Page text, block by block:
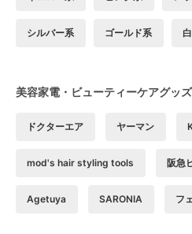
シルバー系 ゴールド系
美容家電・ビューティーケアグッ
ドクターエア ヤーマン
mod's hair styling tools 阪急
Agetuya SARONIA フ